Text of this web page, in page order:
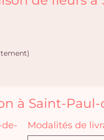
à Saint-Paul-
Modalités de